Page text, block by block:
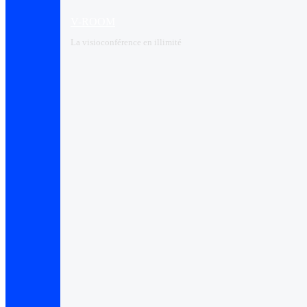
La visioconférence en illimité